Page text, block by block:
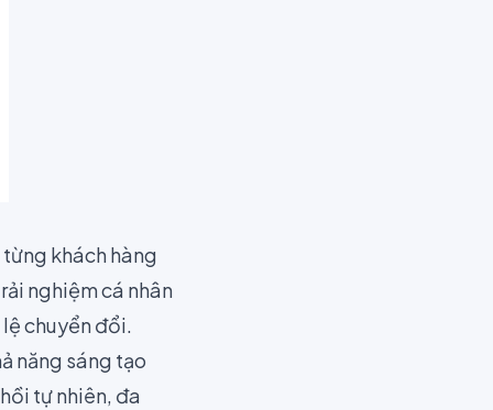
khách hàng
nghiệm cá nhân
chuyển đổi.
năng sáng tạo
tự nhiên, đa